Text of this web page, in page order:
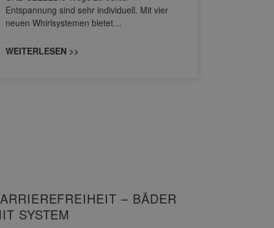
Entspannung sind sehr individuell. Mit vier
neuen Whirlsystemen bietet…
WEITERLESEN >>
– BÄDER
SYSTEM